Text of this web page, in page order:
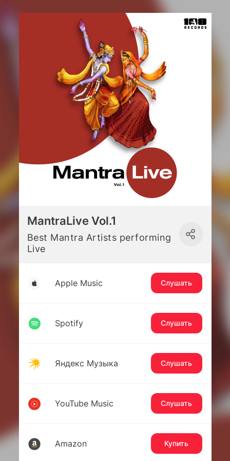
MantraLive Vol.1
Best Mantra Artists performing
Live
Apple Music Слушать
Spotify Слушать
Яндекс Музыка Слушать
YouTube Music Слушать
Amazon Купить